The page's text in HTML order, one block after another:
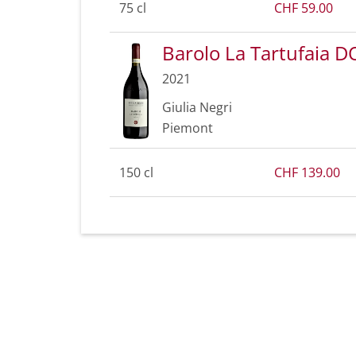
75 cl CHF 59.00
Barolo La Tartufaia
2021
Giulia Negri
Piemont
150 cl CHF 139.00